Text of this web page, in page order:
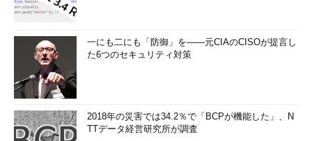
自体は間違っていません。しかしあまりに頻繁に書き換えられる
ようだと、社員の信頼を得られませんし、成長目標としての機能
も果たさないことになってしまいます。IT業界では、求められる
スキルが変わり続けることを前提にした記述を心掛ける必要があ
一にも二にも「防御」を――元CIAのCISOが提言し
た6つのセキュリティ対策
2018年の災害では34.2％で「BCPが機能した」、N
TTデータ経営研究所が調査